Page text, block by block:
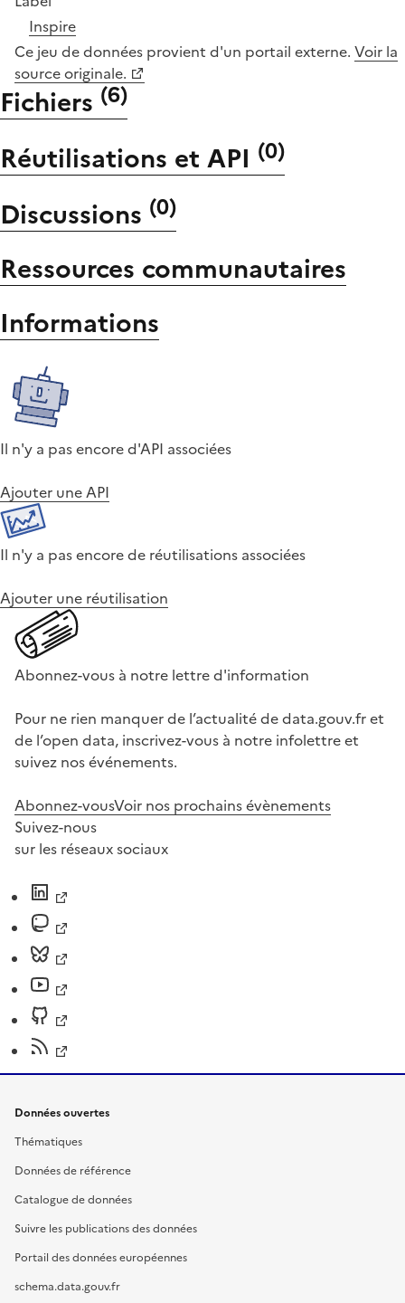
Inspire
Ce jeu de données provient d'un portail externe. Voir la
source originale.
Fichiers (6)
Réutilisations et API (0)
Discussions (0)
Ressources communautaires
Informations
Il n'y a pas encore d'API associées
Ajouter une API
Il n'y a pas encore de réutilisations associées
Ajouter une réutilisation
Abonnez-vous à notre lettre d'information
Pour ne rien manquer de l’actualité de data.gouv.fr et
de l’open data, inscrivez-vous à notre infolettre et
suivez nos événements.
Abonnez-vousVoir nos prochains évènements
Suivez-nous
sur les réseaux sociaux
Données ouvertes
Thématiques
Données de référence
Catalogue de données
Suivre les publications des données
Portail des données européennes
schema.data.gouv.fr